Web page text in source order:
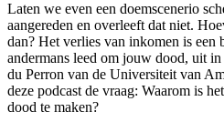
Laten we even een doemscenerio
aangereden en overleeft dat niet.
dan? Het verlies van inkomen is een
andermans leed om jouw dood, uit
du Perron van de Universiteit van
deze podcast de vraag: Waarom is
dood te maken?